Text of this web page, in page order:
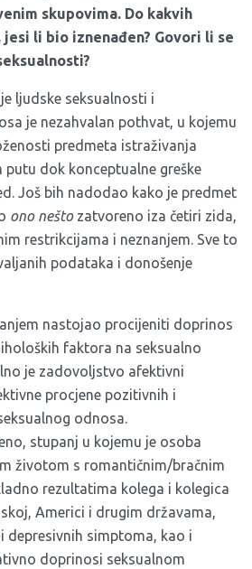
skupovima. Do kakvih
jesi li bio iznenađen? Govori li se
ljudske seksualnosti i
je nezahvalan pothvat, u kojemu
predmeta istraživanja
dok konceptualne greške
Još bih nadodao kako je predmet
ono neštozatvoreno iza četiri zida,
restrikcijama i neznanjem. Sve to
podataka i donošenje
nastojao procijeniti doprinos
faktora na seksualno
je zadovoljstvo afektivni
procjene pozitivnih i
odnosa.
stupanj u kojemu je osoba
životom s romantičnim/bračnim
rezultatima kolega i kolegica
Americi i drugim državama,
depresivnih simptoma, kao i
doprinosi seksualnom